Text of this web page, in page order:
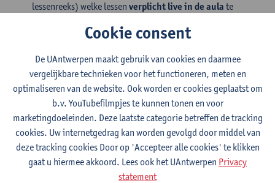
lessenreeks) welke lessen verplicht live in de aula te
lessen ook via opname bekeken kunnen worden.
Individuelevervangingsopdrachtenmogelijk voor
groepswerken
Deelname aanexcursies niet verplicht – bezoek kan op een
ander moment mits vertoon van toegangsticket
Docent is ook buiten de lesuren bereikbaar voor vragen en
feedback
Aan werkstudenten wordt gevraagd om meteen bij aanvang van
het opleidingsonderdeel contact op te nemen met de docent.
Cookie consent
De UAntwerpen maakt gebruik van cookies en daarmee
vergelijkbare technieken voor het functioneren, meten en
optimaliseren van de website. Ook worden er cookies geplaatst om
b.v. YouTubefilmpjes te kunnen tonen en voor
marketingdoeleinden. Deze laatste categorie betreffen de tracking
cookies. Uw internetgedrag kan worden gevolgd door middel van
deze tracking cookies Door op 'Accepteer alle cookies' te klikken
gaat u hiermee akkoord. Lees ook het UAntwerpen Privacy
statement